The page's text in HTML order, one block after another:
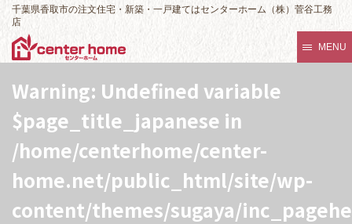
千葉県香取市の注文住宅・新築・一戸建てはセンターホーム（株）菅谷工務
店
MENU
Warning: Undefined variable
$page_title_japanese in
/home/centerhome/center-
home.net/public_html/site/wp-
content/themes/sugaya/